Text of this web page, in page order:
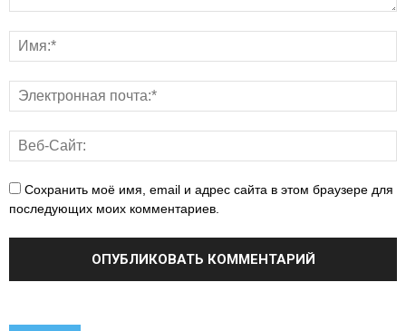
Сохранить моё имя, email и адрес сайта в этом браузере для
последующих моих комментариев.